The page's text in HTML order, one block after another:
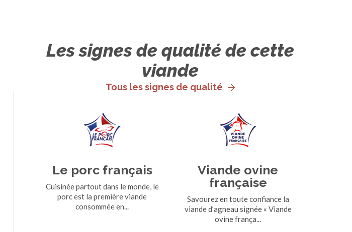
Les signes de qualité de cette
viande
Tous les signes de qualité
Le porc français
Cuisinée partout dans le monde, le
porc est la première viande
consommée en...
Viande ovine
française
Savourez en toute confiance la
viande d’agneau signée « Viande
ovine frança...